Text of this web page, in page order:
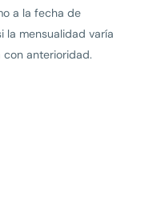
a la fecha de
la mensualidad varía
anterioridad.